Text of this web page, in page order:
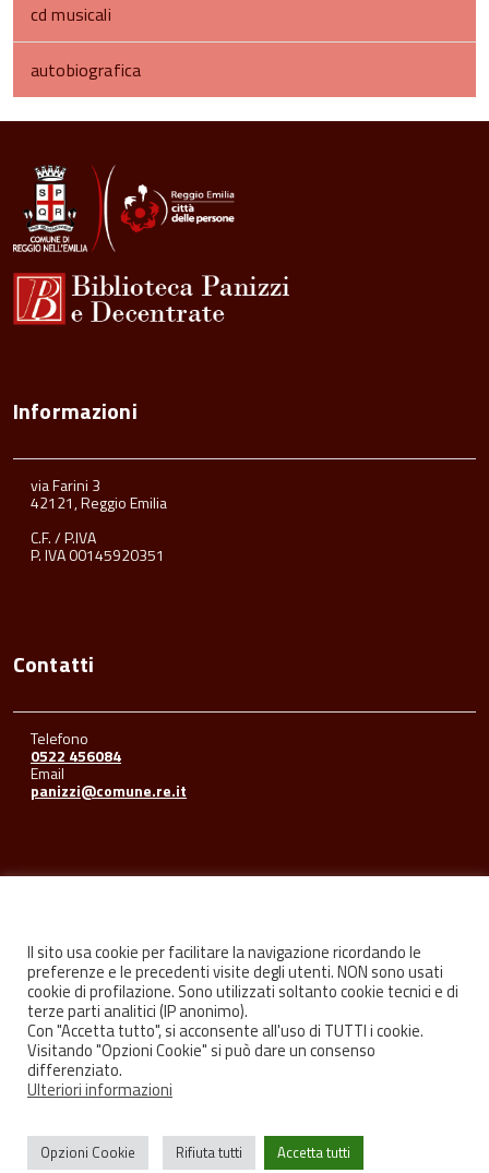
cd musicali
autobiografica
all'inizio
contenuto
Informazioni
via Farini 3
42121, Reggio Emilia
C.F. / P.IVA
P. IVA 00145920351
Contatti
Telefono
0522 456084
Email
panizzi@comune.re.it
FacebookYoutubeInstagram
Privacy Credits
Il sito usa cookie per facilitare la navigazione ricordando le
preferenze e le precedenti visite degli utenti. NON sono usati
cookie di profilazione. Sono utilizzati soltanto cookie tecnici e di
terze parti analitici (IP anonimo).
Con "Accetta tutto", si acconsente all'uso di TUTTI i cookie.
Visitando "Opzioni Cookie" si può dare un consenso
differenziato.
Ulteriori informazioni
Opzioni Cookie Rifiuta tutti Accetta tutti